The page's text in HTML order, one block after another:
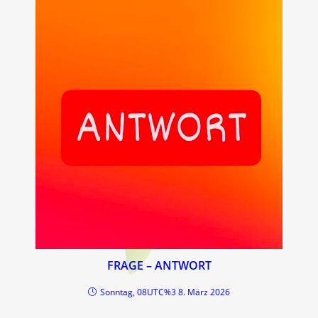
FRAGE – ANTWORT
Sonntag, 08UTC%3 8. März 2026